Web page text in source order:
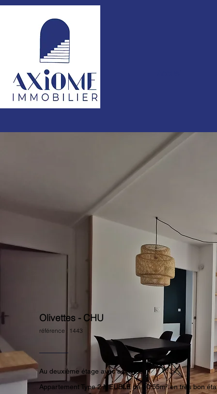
Olivettes - CHU
référence : 1443
Au deuxième étage avec ascenseur
Appartement Type 2 MEUBLE de 30.55m² en très bon